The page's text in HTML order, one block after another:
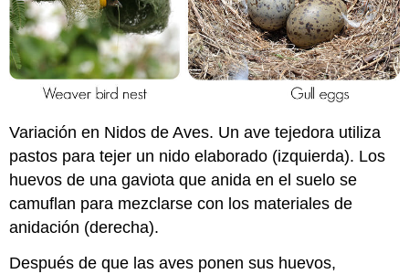
Variación en Nidos de Aves. Un ave tejedora utiliza
pastos para tejer un nido elaborado (izquierda). Los
huevos de una gaviota que anida en el suelo se
camuflan para mezclarse con los materiales de
anidación (derecha).
Después de que las aves ponen sus huevos,